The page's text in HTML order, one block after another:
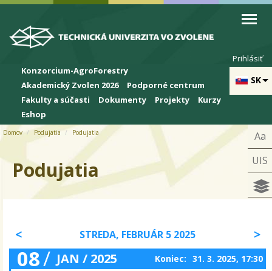
Skip to cookies
Skip to navigation
Skočiť na hlavný obsah
SK
Prihlásiť
Konzorcium-AgroForestry
Akademický Zvolen 2026
Podporné centrum
Fakulty a súčasti
Dokumenty Projekty
Kurzy
Eshop
Aa
UIS
Domov Podujatia Podujatia
Podujatia
STREDA, FEBRUÁR 5 2025
08/ JAN / 2025 Koniec: 31. 3. 2025, 17:30